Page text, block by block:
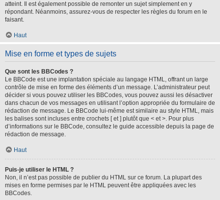
atteint. Il est également possible de remonter un sujet simplement en y
répondant. Néanmoins, assurez-vous de respecter les règles du forum en le
faisant.
Haut
Mise en forme et types de sujets
Que sont les BBCodes ?
Le BBCode est une implantation spéciale au langage HTML, offrant un large
contrôle de mise en forme des éléments d’un message. L’administrateur peut
décider si vous pouvez utiliser les BBCodes, vous pouvez aussi les désactiver
dans chacun de vos messages en utilisant l’option appropriée du formulaire de
rédaction de message. Le BBCode lui-même est similaire au style HTML, mais
les balises sont incluses entre crochets [ et ] plutôt que < et >. Pour plus
d’informations sur le BBCode, consultez le guide accessible depuis la page de
rédaction de message.
Haut
Puis-je utiliser le HTML ?
Non, il n’est pas possible de publier du HTML sur ce forum. La plupart des
mises en forme permises par le HTML peuvent être appliquées avec les
BBCodes.